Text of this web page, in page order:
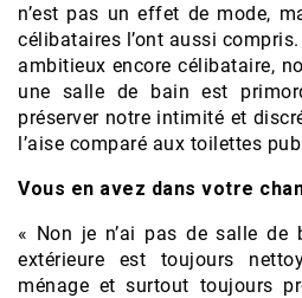
n’est pas un effet de mode,
célibataires l’ont aussi
ambitieux encore célibataire,
une salle de bain est
préserver notre intimité et
l’aise comparé aux toilettes
Vous en avez dans votre
« Non je n’ai pas de salle de
extérieure est toujours
ménage et surtout toujours